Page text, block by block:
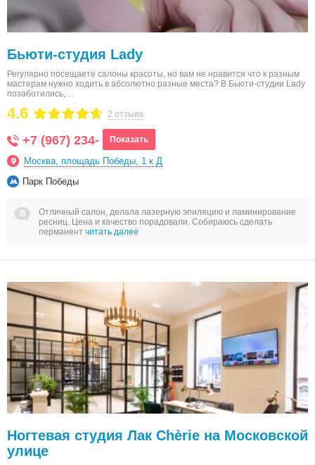
Бьюти-студия Lady
Регулярно посещаете салоны красоты, но вам не нравится что к разным
мастерам нужно ходить в абсолютно разные места? В Бьюти-студии Lady
позаботились,…
2 отзыва
4.6
+7 (967) 234- Показать
Москва, площадь Победы, 1 к Д
Парк Победы
Отличный салон, делала лазерную эпиляцию и ламинирование
ресниц. Цена и качество порадовали. Собираюсь сделать
перманент читать далее
Ногтевая студия Лак Chèrie на Московской
улице